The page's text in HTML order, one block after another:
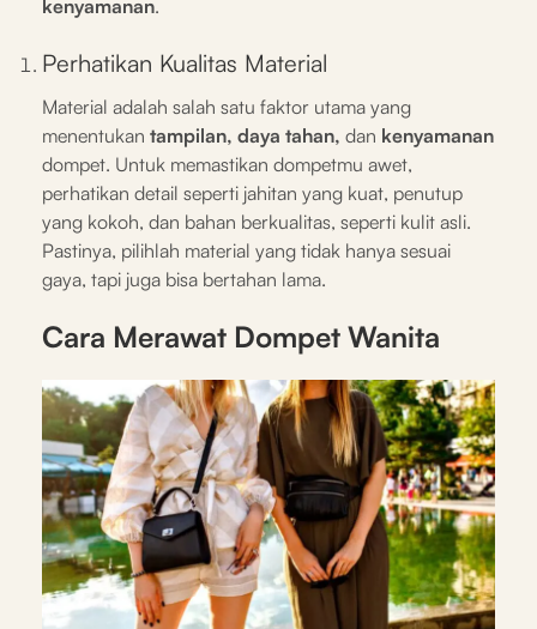
kenyamanan.
Perhatikan Kualitas Material
Material adalah salah satu faktor utama yang
menentukan tampilan, daya tahan, dan kenyamanan
dompet. Untuk memastikan dompetmu awet,
perhatikan detail seperti jahitan yang kuat, penutup
yang kokoh, dan bahan berkualitas, seperti kulit asli.
Pastinya, pilihlah material yang tidak hanya sesuai
gaya, tapi juga bisa bertahan lama.
Cara Merawat Dompet Wanita